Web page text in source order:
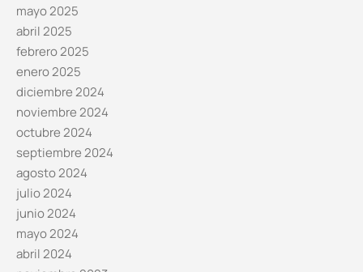
mayo 2025
abril 2025
febrero 2025
enero 2025
diciembre 2024
noviembre 2024
octubre 2024
septiembre 2024
agosto 2024
julio 2024
junio 2024
mayo 2024
abril 2024